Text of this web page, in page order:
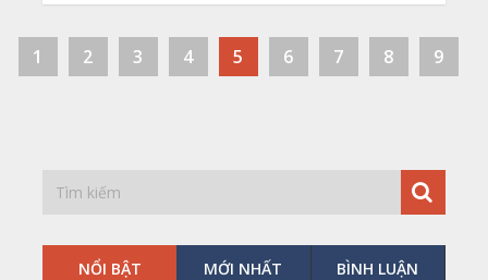
1 2 3 4 5 6 7 8 9
NỔI BẬT MỚI NHẤT BÌNH LUẬN